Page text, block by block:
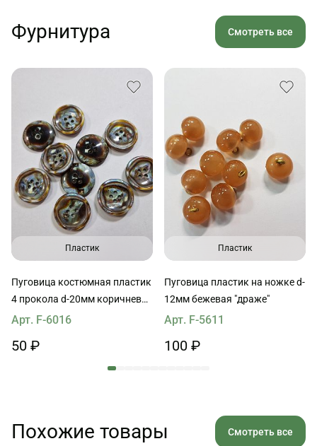
Фурнитура Смотреть все
Пластик
Пуговица костюмная пластик
4 прокола d-20мм коричнево-
голубая перламутровая
Арт. F-6016
50 ₽
Пластик
Пуговица пластик на ножке d-
12мм бежевая "драже"
Арт. F-5611
100 ₽
Похожие товары Смотреть все